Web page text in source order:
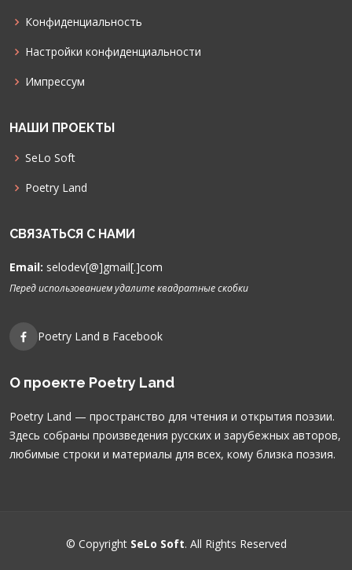
Конфиденциальность
Настройки конфиденциальности
Импрессум
НАШИ ПРОЕКТЫ
SeLo Soft
Poetry Land
СВЯЗАТЬСЯ С НАМИ
Email: selodev[@]gmail[.]com
Перед использованием удалите квадратные скобки
Poetry Land в Facebook
О проекте Poetry Land
Poetry Land — пространство для чтения и открытия поэзии.
Здесь собраны произведения русских и зарубежных авторов,
любимые строки и материалы для всех, кому близка поэзия.
© Copyright SeLo Soft. All Rights Reserved